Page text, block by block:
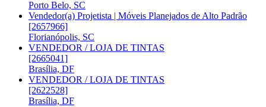
Porto Belo, SC
Vendedor(a) Projetista | Móveis Planejados de Alto Padrão
[2657966]
Florianópolis, SC
VENDEDOR / LOJA DE TINTAS
[2665041]
Brasília, DF
VENDEDOR / LOJA DE TINTAS
[2622528]
Brasília, DF